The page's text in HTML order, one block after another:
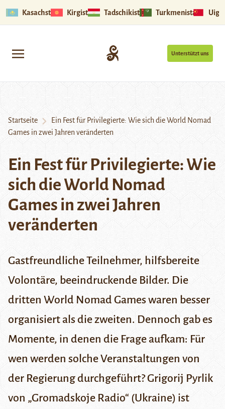
Kasachstan Kirgistan Tadschikistan Turkmenistan
Unterstützt uns
Startseite
Ein Fest für Privilegierte: Wie sich die World Nomad
Games in zwei Jahren veränderten
Ein Fest für Privilegierte: Wie
sich die World Nomad
Games in zwei Jahren
veränderten
Gastfreundliche Teilnehmer, hilfsbereite
Volontäre, beeindruckende Bilder. Die
dritten World Nomad Games waren besser
organisiert als die zweiten. Dennoch gab es
Momente, in denen die Frage aufkam: Für
wen werden solche Veranstaltungen von
der Regierung durchgeführt? Grigorij Pyrlik
von „Gromadskoje Radio“ (Ukraine) ist